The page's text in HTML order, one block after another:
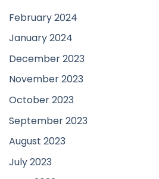
February 2024
January 2024
December 2023
November 2023
October 2023
September 2023
August 2023
July 2023